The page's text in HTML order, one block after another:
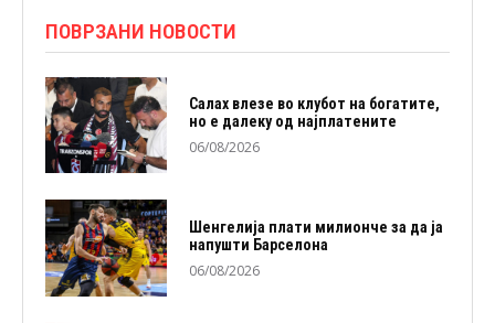
ПОВРЗАНИ НОВОСТИ
Салах влезе во клубот на богатите,
но е далеку од најплатените
06/08/2026
Шенгелија плати милионче за да ја
напушти Барселона
06/08/2026